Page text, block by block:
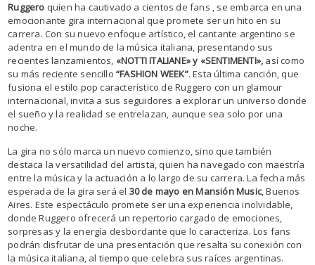
Ruggero quien ha cautivado a cientos de fans , se embarca en una
emocionante gira internacional que promete ser un hito en su
carrera. Con su nuevo enfoque artístico, el cantante argentino se
adentra en el mundo de la música italiana, presentando sus
recientes lanzamientos, «NOTTI ITALIANE» y «SENTIMENTI», así como
su más reciente sencillo“FASHION WEEK”. Esta última canción, que
fusiona el estilo pop característico de Ruggero con un glamour
internacional, invita a sus seguidores a explorar un universo donde
el sueño y la realidad se entrelazan, aunque sea solo por una
noche.
La gira no sólo marca un nuevo comienzo, sino que también
destaca la versatilidad del artista, quien ha navegado con maestría
entre la música y la actuación a lo largo de su carrera. La fecha más
esperada de la gira será el 30 de mayo en Mansión Music, Buenos
Aires. Este espectáculo promete ser una experiencia inolvidable,
donde Ruggero ofrecerá un repertorio cargado de emociones,
sorpresas y la energía desbordante que lo caracteriza. Los fans
podrán disfrutar de una presentación que resalta su conexión con
la música italiana, al tiempo que celebra sus raíces argentinas.